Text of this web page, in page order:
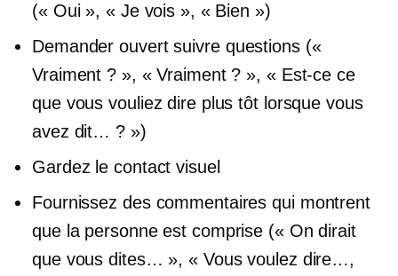
(« Oui », « Je vois », « Bien »)
Demander ouvertsuivrequestions («
Vraiment ? », « Vraiment ? », « Est-ce ce
que vous vouliez dire plus tôt lorsque vous
avez dit… ? »)
Gardez le contact visuel
Fournissez des commentaires qui montrent
que la personne est comprise (« On dirait
que vous dites… », « Vous voulez dire…,